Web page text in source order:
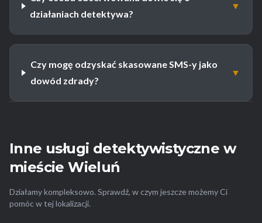
działaniach detektywa?
▼
Czy mogę odzyskać skasowane SMS-y jako
dowód zdrady?
▼
Inne usługi detektywistyczne w
mieście Wieluń
Działamy kompleksowo. Sprawdź, w czym jeszcze możemy Ci
pomóc w tej lokalizacji.